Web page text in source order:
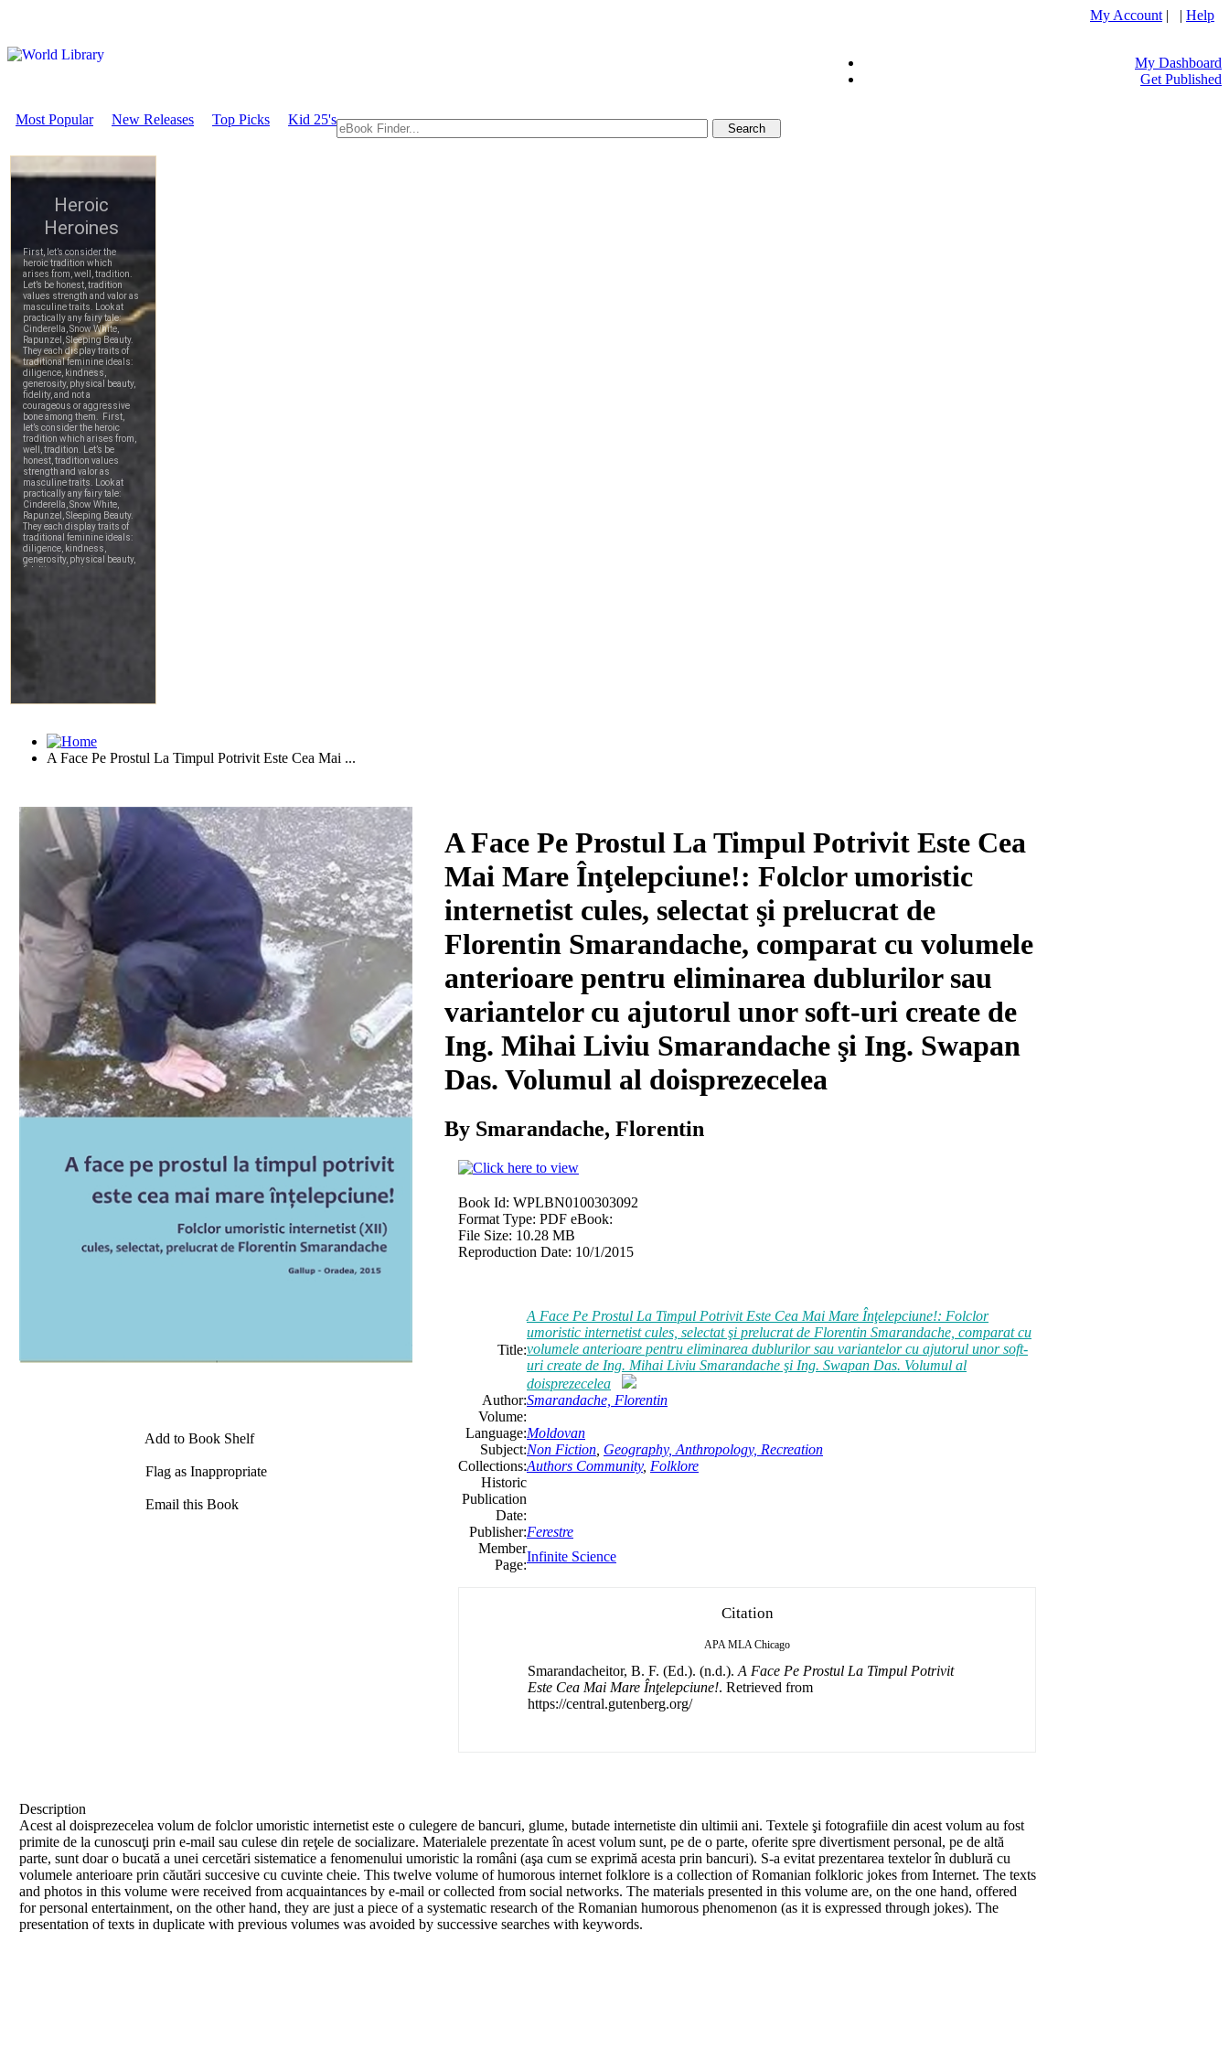
My Account | | Help
My Dashboard
Get Published
Most Popular New Releases Top Picks Kid 25's
A Face Pe Prostul La Timpul Potrivit Este Cea Mai ...
Download
Add to Book Shelf
Flag as Inappropriate
Email this Book
A Face Pe Prostul La Timpul Potrivit Este Cea
Mai Mare Înţelepciune!: Folclor umoristic
internetist cules, selectat şi prelucrat de
Florentin Smarandache, comparat cu volumele
anterioare pentru eliminarea dublurilor sau
variantelor cu ajutorul unor soft-uri create de
Ing. Mihai Liviu Smarandache şi Ing. Swapan
Das. Volumul al doisprezecelea
By Smarandache, Florentin
Book Id: WPLBN0100303092
Format Type: PDF eBook:
File Size: 10.28 MB
Reproduction Date: 10/1/2015
Title:
A Face Pe Prostul La Timpul Potrivit Este Cea Mai Mare Înţelepciune!: Folclor
umoristic internetist cules, selectat şi prelucrat de Florentin Smarandache, comparat cu
volumele anterioare pentru eliminarea dublurilor sau variantelor cu ajutorul unor soft-
uri create de Ing. Mihai Liviu Smarandache şi Ing. Swapan Das. Volumul al
doisprezecelea
Author:Smarandache, Florentin
Volume:
Language:Moldovan
Subject:Non Fiction Geography, Anthropology, Recreation
Collections:Authors Community, Folklore
Historic
Publication
Date:
Publisher:Ferestre
Member
Page:
Infinite Science
Citation
APA MLA Chicago
Smarandacheitor, B. F. (Ed.). (n.d.). A Face Pe Prostul La Timpul Potrivit
Este Cea Mai Mare Înţelepciune!. Retrieved from
https://central.gutenberg.org/
Description
Acest al doisprezecelea volum de folclor umoristic internetist este o culegere de bancuri, glume, butade internetiste din ultimii ani. Textele şi fotografiile din acest volum au fost
primite de la cunoscuţi prin e-mail sau culese din reţele de socializare. Materialele prezentate în acest volum sunt, pe de o parte, oferite spre divertisment personal, pe de altă
parte, sunt doar o bucată a unei cercetări sistematice a fenomenului umoristic la români (aşa cum se exprimă acesta prin bancuri). S-a evitat prezentarea textelor în dublură cu
volumele anterioare prin căutări succesive cu cuvinte cheie. This twelve volume of humorous internet folklore is a collection of Romanian folkloric jokes from Internet. The texts
and photos in this volume were received from acquaintances by e-mail or collected from social networks. The materials presented in this volume are, on the one hand, offered
for personal entertainment, on the other hand, they are just a piece of a systematic research of the Romanian humorous phenomenon (as it is expressed through jokes). The
presentation of texts in duplicate with previous volumes was avoided by successive searches with keywords.